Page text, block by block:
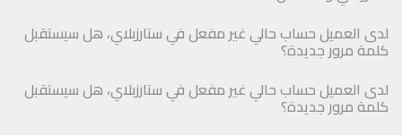
لدى العميل حساب حالي غير مفعل في ستارزبلاي، هل سيستقبل
كلمة مرور جديدة؟
لدى العميل حساب حالي غير مفعل في ستارزبلاي، هل سيستقبل
كلمة مرور جديدة؟